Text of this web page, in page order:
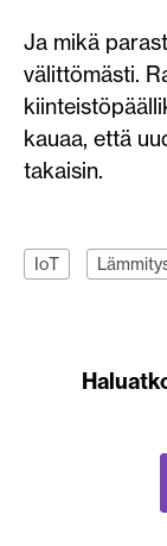
Ja mikä
välittömästi.
kauaa, että
takaisin.
IoT